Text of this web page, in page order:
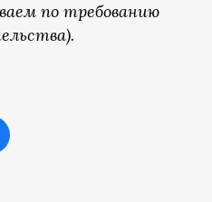
по требованию